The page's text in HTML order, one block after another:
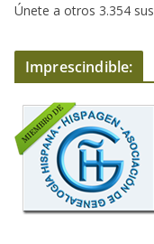
i
n
d
o
Únete a otros 3.354
Imprescindible: